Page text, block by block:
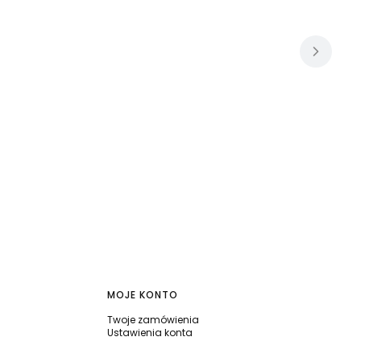
MOJE KONTO
Twoje zamówienia
Ustawienia konta